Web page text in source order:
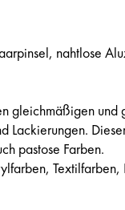
nahtlose
gleichmäßigen und
Lackierungen.
pastose Farben.